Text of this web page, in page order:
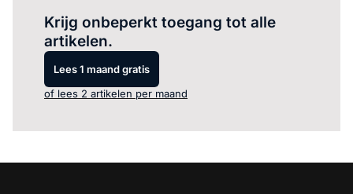
Krijg onbeperkt toegang tot alle
artikelen.
Lees 1 maand gratis
of lees 2 artikelen per maand